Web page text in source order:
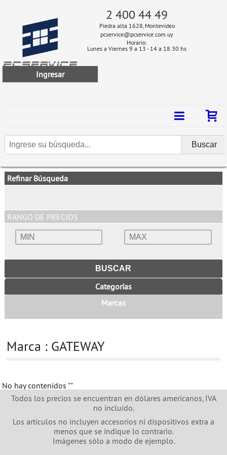
2 400 44 49
Piedra alta 1628, Montevideo
pcservice@pcservice.com.uy
Horario:
Lunes a Viernes 9 a 13 - 14 a 18.30 hs
Ingresar
Refinar Búsqueda
RANGO DE PRECIOS
Categorías
Marcas
Marca : GATEWAY
No hay contenidos ""
Todos los precios se encuentran en dólares americanos, IVA
no incluido.
Los artículos no incluyen accesorios ni dispositivos extra a
menos que se indique lo contrario.
Imágenes sólo a modo de ejemplo.